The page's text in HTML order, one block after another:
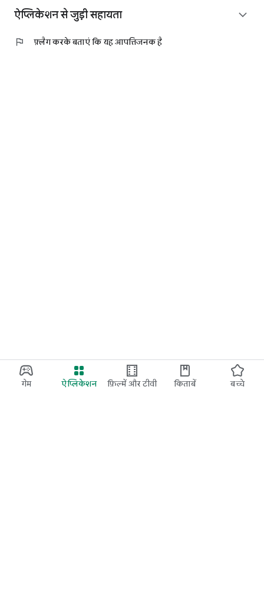
गेम ऐप्लिकेशन फ़िल्में और टीवी किताबें बच्चे
ऐप्लिकेशन से जुड़ी सहायता expand_more
flag फ़्लैग करके बताएं कि यह आपत्तिजनक है